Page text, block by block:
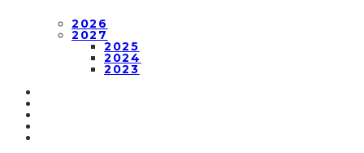
2026
2027
2025
2024
2023